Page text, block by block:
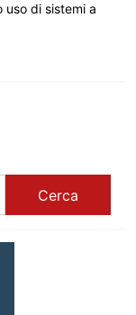
di sistemi a